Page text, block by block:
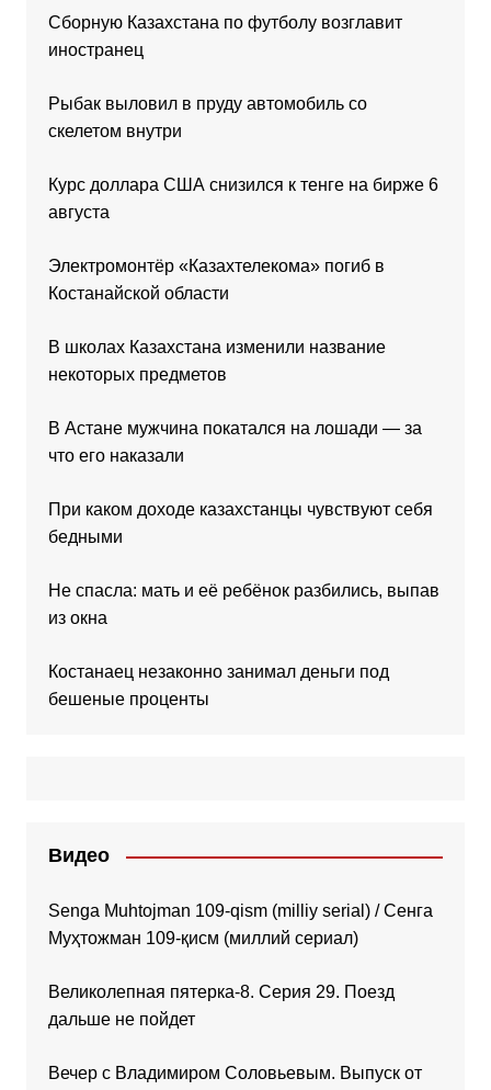
Сборную Казахстана по футболу возглавит
иностранец
Рыбак выловил в пруду автомобиль со
скелетом внутри
Курс доллара США снизился к тенге на бирже 6
августа
Электромонтёр «Казахтелекома» погиб в
Костанайской области
В школах Казахстана изменили название
некоторых предметов
В Астане мужчина покатался на лошади — за
что его наказали
При каком доходе казахстанцы чувствуют себя
бедными
Не спасла: мать и её ребёнок разбились, выпав
из окна
Костанаец незаконно занимал деньги под
бешеные проценты
Видео
Senga Muhtojman 109-qism (milliy serial) / Сенга
Муҳтожман 109-қисм (миллий сериал)
Великолепная пятерка-8. Серия 29. Поезд
дальше не пойдет
Вечер с Владимиром Соловьевым. Выпуск от